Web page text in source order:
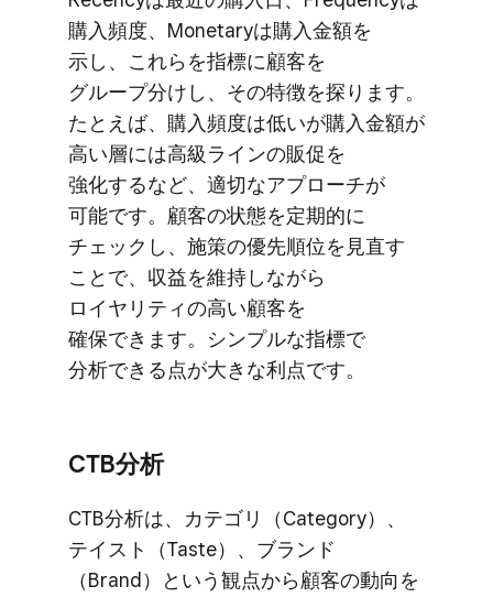
購入頻度、​Monetaryは​購入金額を​
示し、​これらを​指標に​顧客を​
グループ分けし、​その​特徴を​探ります。​
たとえば、​購入頻度は​低いが​購入金額が​
高い​層には​高級ラインの​販促を​
強化するなど、​適切な​アプローチが​
可能です。​顧客の​状態を​定期的に​
チェックし、​施策の​優先順位を​見直す​
ことで、​収益を​維持しながら​
ロイヤリティの​高い​顧客を​
確保できます。​シンプルな​指標で​
分析できる​点が​大きな​利点です。
CTB分析
CTB分析は、​カテゴリ​（Category）、​
テイスト​（Taste）、​ブランド​
（Brand）と​いう​観点から​顧客の​動向を​